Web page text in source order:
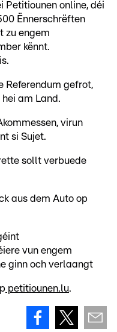
Petitiounen online, déi
Ënnerschrëften
zu engem
kënnt.
Referendum gefrot,
am Land.
virun
si Sujet.
sollt verbuede
aus dem Auto op
vun engem
ginn och verlaangt
petitiounen.lu.